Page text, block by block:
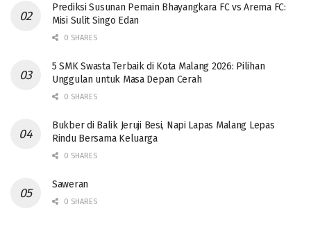
Prediksi Susunan Pemain Bhayangkara FC vs Arema FC:
Misi Sulit Singo Edan
0 SHARES
5 SMK Swasta Terbaik di Kota Malang 2026: Pilihan
Unggulan untuk Masa Depan Cerah
0 SHARES
Bukber di Balik Jeruji Besi, Napi Lapas Malang Lepas
Rindu Bersama Keluarga
0 SHARES
Saweran
0 SHARES